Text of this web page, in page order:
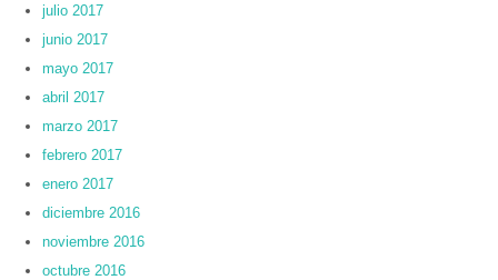
julio 2017
junio 2017
mayo 2017
abril 2017
marzo 2017
febrero 2017
enero 2017
diciembre 2016
noviembre 2016
octubre 2016